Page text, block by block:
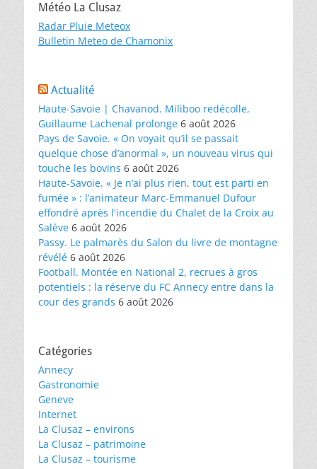
Météo La Clusaz
Radar Pluie Meteox
Bulletin Meteo de Chamonix
Actualité
Haute-Savoie | Chavanod. Miliboo redécolle,
Guillaume Lachenal prolonge 6 août 2026
Pays de Savoie. « On voyait qu’il se passait
quelque chose d’anormal », un nouveau virus qui
touche les bovins 6 août 2026
Haute-Savoie. « Je n’ai plus rien, tout est parti en
fumée » : l’animateur Marc-Emmanuel Dufour
effondré après l'incendie du Chalet de la Croix au
Salève 6 août 2026
Passy. Le palmarès du Salon du livre de montagne
révélé 6 août 2026
Football. Montée en National 2, recrues à gros
potentiels : la réserve du FC Annecy entre dans la
cour des grands 6 août 2026
Catégories
Annecy
Gastronomie
Geneve
Internet
La Clusaz – environs
La Clusaz – patrimoine
La Clusaz – tourisme